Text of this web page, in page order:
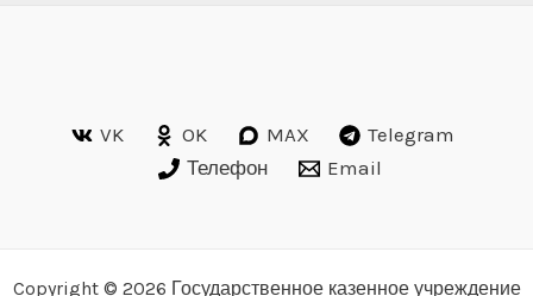
VK OK MAX
Telegram
Телефон
Email
Copyright © 2026 Государственное казенное учреждение